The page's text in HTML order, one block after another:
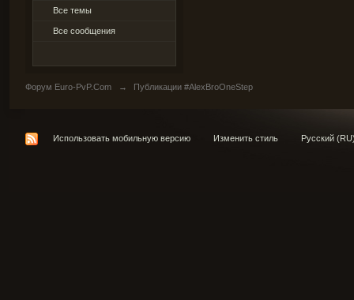
Все темы
Все сообщения
Форум Euro-PvP.Com → Публикации #AlexBroOneStep
Использовать мобильную версию Изменить стиль Русский